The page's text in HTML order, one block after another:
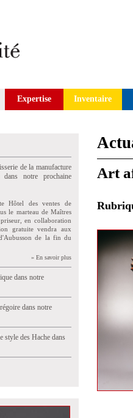
Expertise Inventaire
de la manufacture
dans notre prochaine
Hôtel des ventes de
le marteau de Maîtres
en collaboration
gratuite vendra aux
de la fin du
» En savoir plus
dans notre
dans notre
style des Hache dans
Art